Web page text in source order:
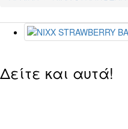
Δείτε και αυτά!